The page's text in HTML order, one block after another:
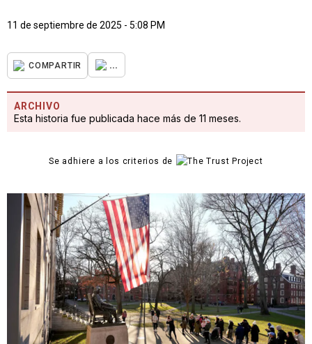
11 de septiembre de 2025 - 5:08 PM
COMPARTIR ...
ARCHIVO
Esta historia fue publicada hace más de 11 meses.
Se adhiere a los criterios de